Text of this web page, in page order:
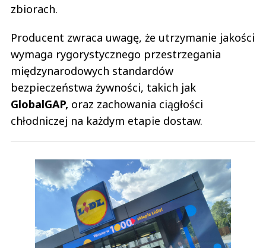
zbiorach.
Producent zwraca uwagę, że utrzymanie jakości
wymaga rygorystycznego przestrzegania
międzynarodowych standardów
bezpieczeństwa żywności, takich jak
GlobalGAP, oraz zachowania ciągłości
chłodniczej na każdym etapie dostaw.